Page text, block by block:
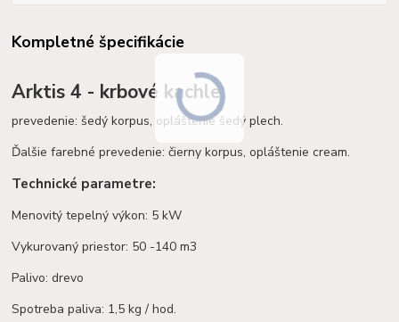
Kompletné špecifikácie
Arktis 4 - krbové kachle,
prevedenie: šedý korpus, opláštenie šedý plech.
Ďalšie farebné prevedenie: čierny korpus, opláštenie cream.
Technické parametre:
Menovitý tepelný výkon: 5 kW
Vykurovaný priestor: 50 -140 m3
Palivo: drevo
Spotreba paliva: 1,5 kg / hod.